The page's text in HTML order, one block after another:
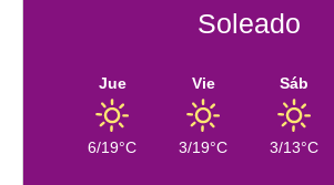
Soleado
Jue
6/19°C
Vie
3/19°C
Sáb
3/13°C